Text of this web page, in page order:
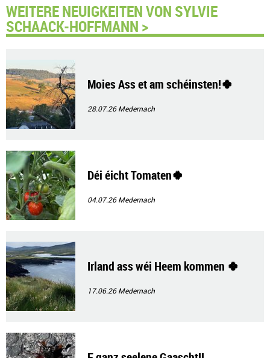
WEITERE NEUIGKEITEN VON SYLVIE
SCHAACK-HOFFMANN >
Moies Ass et am schéinsten!🍀
28.07.26Medernach
Déi éicht Tomaten🍀
04.07.26Medernach
Irland ass wéi Heem kommen 🍀
17.06.26Medernach